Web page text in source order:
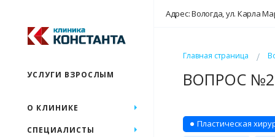
Адрес: Вологда, ул. Карла
Главная страница
ВОПРОС
Пластическая
УСЛУГИ ВЗРОСЛЫМ
О КЛИНИКЕ
СПЕЦИАЛИСТЫ